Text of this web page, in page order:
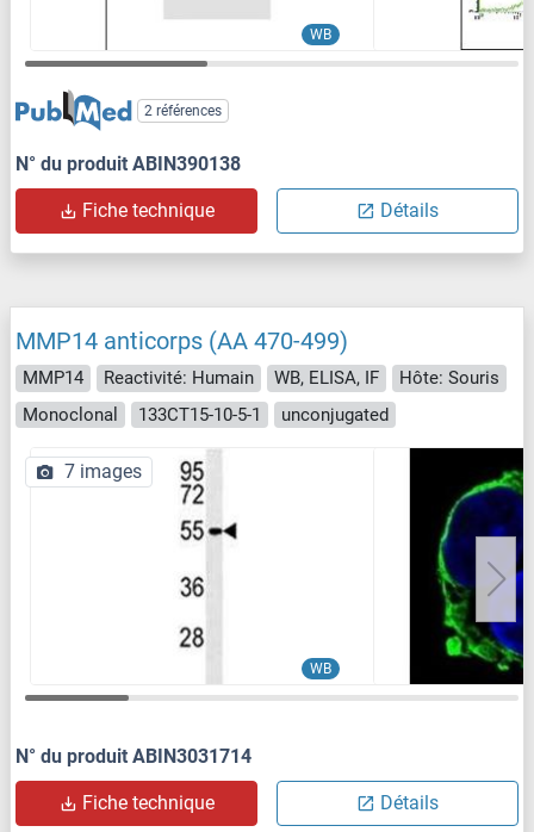
WB
2 références
N° du produit ABIN390138
Fiche technique Détails
MMP14 anticorps (AA 470-499)
MMP14 Reactivité: Humain WB, ELISA, IF
Hôte: Souris
Monoclonal
133CT15-10-5-1 unconjugated
WB
7 images
N° du produit ABIN3031714
Fiche technique Détails